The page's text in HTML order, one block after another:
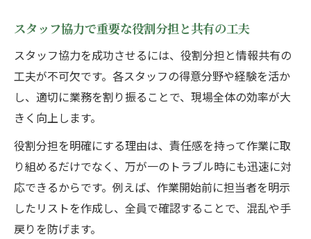
建設業スタッフ協力のための人材確保ポイ
マッチングサイト利用時の注意点とポイン
ト整理
スタッフ協力で重要な役割分担と共有の工夫
スタッフ協力を成功させるには、役割分担と情報共有の
工夫が不可欠です。各スタッフの得意分野や経験を活か
し、適切に業務を割り振ることで、現場全体の効率が大
きく向上します。
役割分担を明確にする理由は、責任感を持って作業に取
り組めるだけでなく、万が一のトラブル時にも迅速に対
応できるからです。例えば、作業開始前に担当者を明示
したリストを作成し、全員で確認することで、混乱や手
戻りを防げます。